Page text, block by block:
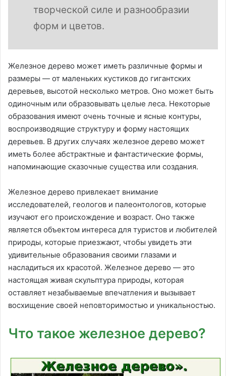
творческой силе и разнообразии
форм и цветов.
Железное дерево может иметь различные формы и
размеры — от маленьких кустиков до гигантских
деревьев, высотой несколько метров. Оно может быть
одиночным или образовывать целые леса. Некоторые
образования имеют очень точные и ясные контуры,
воспроизводящие структуру и форму настоящих
деревьев. В других случаях железное дерево может
иметь более абстрактные и фантастические формы,
напоминающие сказочные существа или создания.
Железное дерево привлекает внимание
исследователей, геологов и палеонтологов, которые
изучают его происхождение и возраст. Оно также
является объектом интереса для туристов и любителей
природы, которые приезжают, чтобы увидеть эти
удивительные образования своими глазами и
насладиться их красотой. Железное дерево — это
настоящая живая скульптура природы, которая
оставляет незабываемые впечатления и вызывает
восхищение своей неповторимостью и уникальностью.
Что такое железное дерево?